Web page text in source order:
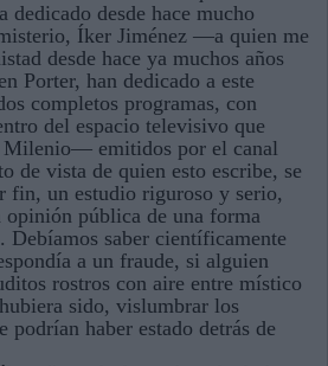
dedicado desde hace mucho
Íker Jiménez —a quien me
desde hace ya muchos años
Porter, han dedicado a este
completos programas, con
del espacio televisivo que
emitidos por el canal
de vista de quien esto escribe, se
fin, un estudio riguroso y serio,
opinión pública de una forma
Debíamos saber científicamente
a un fraude, si alguien
rostros con aire entre místico
sido, vislumbrar los
podrían haber estado detrás de